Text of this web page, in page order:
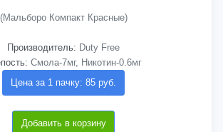
(Мальборо Компакт Красные)
Производитель: Duty Free
Смола-7мг, Никотин-0.6мг
Цена за 1 пачку: 85 руб.
Добавить в корзину